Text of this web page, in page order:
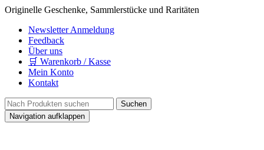
Originelle Geschenke, Sammlerstücke und Raritäten
Newsletter Anmeldung
Feedback
Über uns
🛒 Warenkorb / Kasse
Mein Konto
Kontakt
Navigation aufklappen